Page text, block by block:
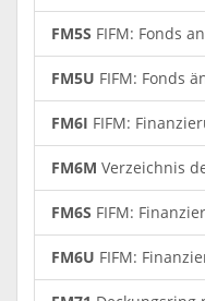
FM5S FIFM: Fonds
FM5U FIFM: Fonds
FM6I FIFM:
FM6M Verzeichnis
FM6S FIFM:
FM6U FIFM: